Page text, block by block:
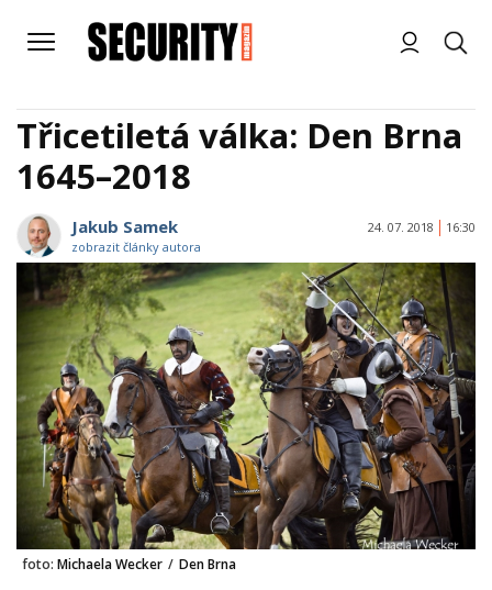
Třicetiletá válka: Den Brna
1645–2018
Jakub Samek
zobrazit články autora
24. 07. 2018 16:30
foto: Michaela Wecker / Den Brna